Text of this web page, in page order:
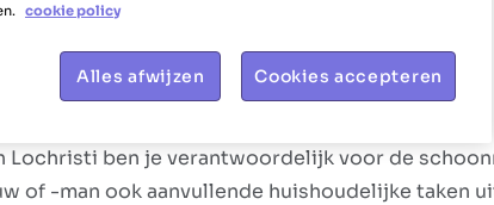
Lochristi ben je verantwoordelijk voor de
of -man ook aanvullende huishoudelijke taken
cookie policy
Alles afwijzen Cookies accepteren